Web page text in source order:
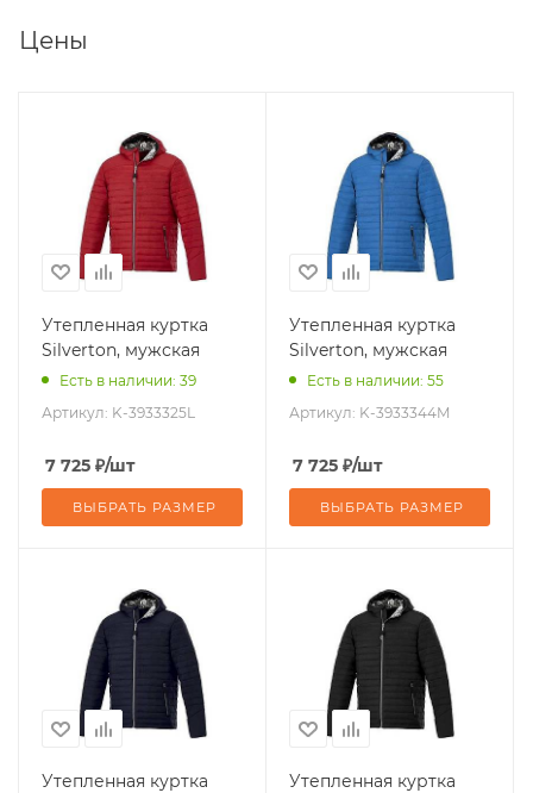
Цены
Утепленная куртка
Silverton, мужская
Есть в наличии: 39
Артикул: K-3933325L
7 725 ₽/шт
ВЫБРАТЬ РАЗМЕР
Утепленная куртка
Silverton, мужская
Есть в наличии: 55
Артикул: K-3933344M
7 725 ₽/шт
ВЫБРАТЬ РАЗМЕР
Утепленная куртка
Утепленная куртка